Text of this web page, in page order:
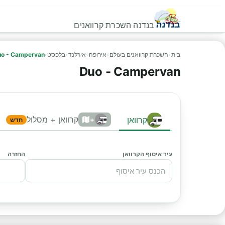
בנדנה השכרת קרוואנים
בית› השכרת קרוואנים בעולם › אירופה › אירלנד›בלפסט ›
- Campervan
Duo - Campervan
קרוואן + קרוואן + מסלול חדש
עיר איסוף הקרוואן החזרה